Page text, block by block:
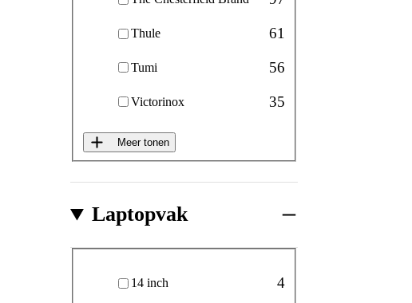
Thule 61
Tumi 56
Victorinox 35
Meer tonen
Laptopvak
14 inch
4